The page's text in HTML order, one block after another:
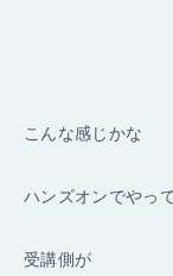
こんな感じかな
ハンズオンでやっ
受講側が